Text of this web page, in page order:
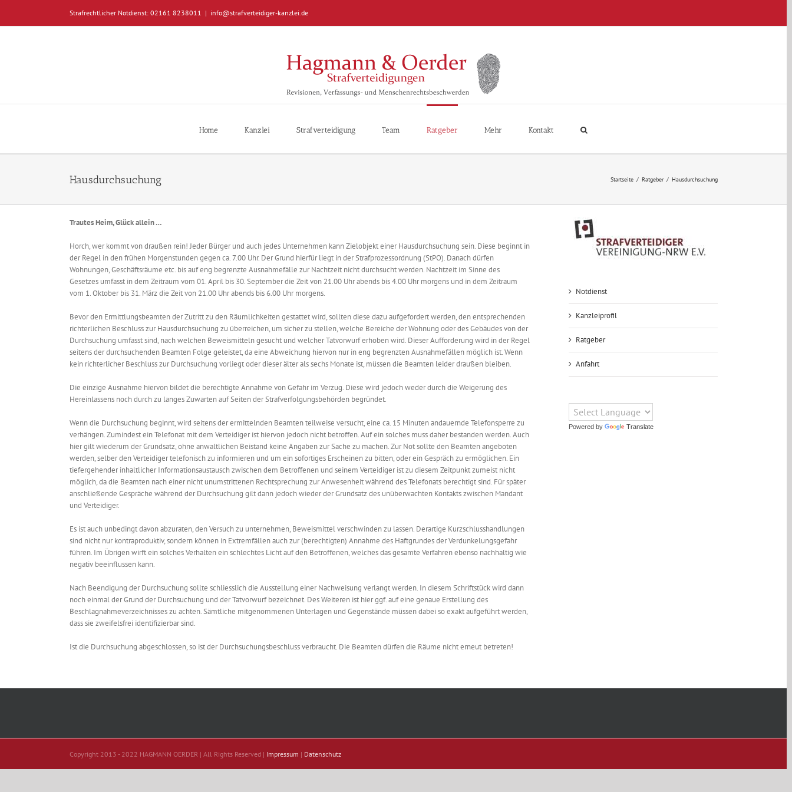
springen
Strafrechtlicher Notdienst: 02161 8238011 | info@strafverteidiger-kanzlei.de
Home Kanzlei Strafverteidigung Team Ratgeber Mehr Kontakt
Hausdurchsuchung Startseite / Ratgeber / Hausdurchsuchung
Trautes Heim, Glück allein …
Horch, wer kommt von draußen rein! Jeder Bürger und auch jedes Unternehmen kann Zielobjekt einer Hausdurchsuchung sein. Diese beginnt in
der Regel in den frühen Morgenstunden gegen ca. 7.00 Uhr. Der Grund hierfür liegt in der Strafprozessordnung (StPO). Danach dürfen
Wohnungen, Geschäftsräume etc. bis auf eng begrenzte Ausnahmefälle zur Nachtzeit nicht durchsucht werden. Nachtzeit im Sinne des
Gesetzes umfasst in dem Zeitraum vom 01. April bis 30. September die Zeit von 21.00 Uhr abends bis 4.00 Uhr morgens und in dem Zeitraum
vom 1. Oktober bis 31. März die Zeit von 21.00 Uhr abends bis 6.00 Uhr morgens.
Bevor den Ermittlungsbeamten der Zutritt zu den Räumlichkeiten gestattet wird, sollten diese dazu aufgefordert werden, den entsprechenden
richterlichen Beschluss zur Hausdurchsuchung zu überreichen, um sicher zu stellen, welche Bereiche der Wohnung oder des Gebäudes von der
Durchsuchung umfasst sind, nach welchen Beweismitteln gesucht und welcher Tatvorwurf erhoben wird. Dieser Aufforderung wird in der Regel
seitens der durchsuchenden Beamten Folge geleistet, da eine Abweichung hiervon nur in eng begrenzten Ausnahmefällen möglich ist. Wenn
kein richterlicher Beschluss zur Durchsuchung vorliegt oder dieser älter als sechs Monate ist, müssen die Beamten leider draußen bleiben.
Die einzige Ausnahme hiervon bildet die berechtigte Annahme von Gefahr im Verzug. Diese wird jedoch weder durch die Weigerung des
Hereinlassens noch durch zu langes Zuwarten auf Seiten der Strafverfolgungsbehörden begründet.
Wenn die Durchsuchung beginnt, wird seitens der ermittelnden Beamten teilweise versucht, eine ca. 15 Minuten andauernde Telefonsperre zu
verhängen. Zumindest ein Telefonat mit dem Verteidiger ist hiervon jedoch nicht betroffen. Auf ein solches muss daher bestanden werden. Auch
hier gilt wiederum der Grundsatz, ohne anwaltlichen Beistand keine Angaben zur Sache zu machen. Zur Not sollte den Beamten angeboten
werden, selber den Verteidiger telefonisch zu informieren und um ein sofortiges Erscheinen zu bitten, oder ein Gespräch zu ermöglichen. Ein
tiefergehender inhaltlicher Informationsaustausch zwischen dem Betroffenen und seinem Verteidiger ist zu diesem Zeitpunkt zumeist nicht
möglich, da die Beamten nach einer nicht unumstrittenen Rechtsprechung zur Anwesenheit während des Telefonats berechtigt sind. Für später
anschließende Gespräche während der Durchsuchung gilt dann jedoch wieder der Grundsatz des unüberwachten Kontakts zwischen Mandant
und Verteidiger.
Es ist auch unbedingt davon abzuraten, den Versuch zu unternehmen, Beweismittel verschwinden zu lassen. Derartige Kurzschlusshandlungen
sind nicht nur kontraproduktiv, sondern können in Extremfällen auch zur (berechtigten) Annahme des Haftgrundes der Verdunkelungsgefahr
führen. Im Übrigen wirft ein solches Verhalten ein schlechtes Licht auf den Betroffenen, welches das gesamte Verfahren ebenso nachhaltig wie
negativ beeinflussen kann.
Nach Beendigung der Durchsuchung sollte schliesslich die Ausstellung einer Nachweisung verlangt werden. In diesem Schriftstück wird dann
noch einmal der Grund der Durchsuchung und der Tatvorwurf bezeichnet. Des Weiteren ist hier ggf. auf eine genaue Erstellung des
Beschlagnahmeverzeichnisses zu achten. Sämtliche mitgenommenen Unterlagen und Gegenstände müssen dabei so exakt aufgeführt werden,
dass sie zweifelsfrei identifizierbar sind.
Ist die Durchsuchung abgeschlossen, so ist der Durchsuchungsbeschluss verbraucht. Die Beamten dürfen die Räume nicht erneut betreten!
Notdienst
Kanzleiprofil
Ratgeber
Anfahrt
Powered by Translate
Copyright 2013 - 2022 HAGMANN OERDER | All Rights Reserved | Impressum | Datenschutz